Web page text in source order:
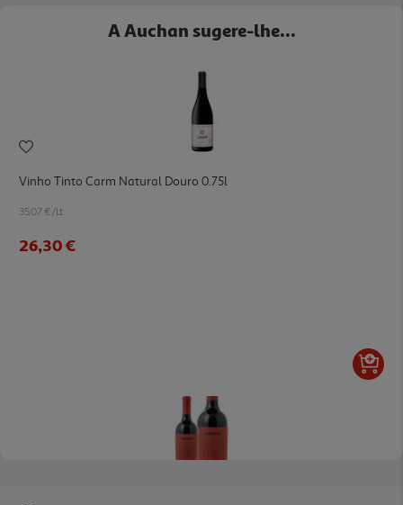
A Auchan sugere-lhe...
Vinho Tinto Carm Natural Douro 0.75l
35.07 €/Lt
26,30 €